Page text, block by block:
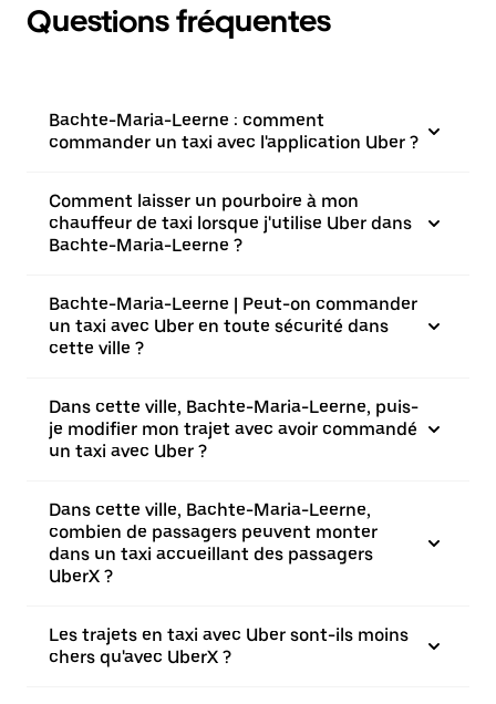
Questions fréquentes
Bachte-Maria-Leerne : comment
commander un taxi avec l'application Uber ?
Comment laisser un pourboire à mon
chauffeur de taxi lorsque j'utilise Uber dans
Bachte-Maria-Leerne ?
Bachte-Maria-Leerne | Peut-on commander
un taxi avec Uber en toute sécurité dans
cette ville ?
Dans cette ville, Bachte-Maria-Leerne, puis-
je modifier mon trajet avec avoir commandé
un taxi avec Uber ?
Dans cette ville, Bachte-Maria-Leerne,
combien de passagers peuvent monter
dans un taxi accueillant des passagers
UberX ?
Les trajets en taxi avec Uber sont-ils moins
chers qu'avec UberX ?